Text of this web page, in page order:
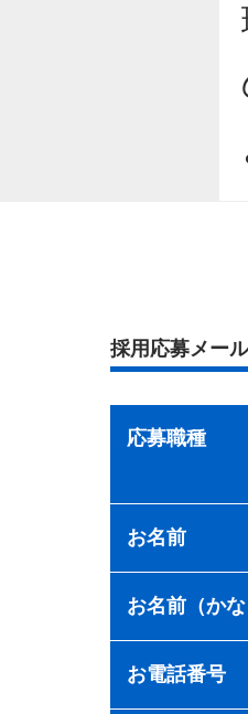
採用応募メー
応募職種
お名前
お名前（かな
お電話番号